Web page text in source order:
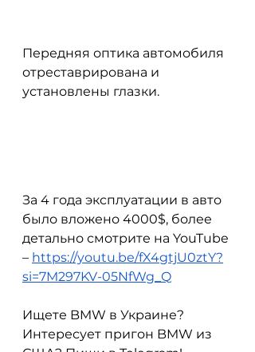
Передняя оптика автомобиля
отреставрирована и
установлены глазки.
За 4 года эксплуатации в авто
было вложено 4000$, более
детально смотрите на YouTube
– https://youtu.be/fX4gtjU0ztY?
si=7M297KV-05NfWg_Q
Ищете BMW в Украине?
Интересует пригон BMW из